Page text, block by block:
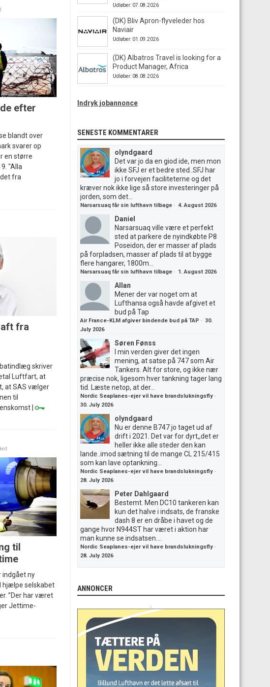
efter
blandt over
svarer op
en større
"Alla
fra
fra
skriver
Luftfart, at
at SAS vælger
til
|
til
indgået ny
hjælpe selskabet
”Der har været
Jettime-
Udløber: 07.08.2026
(DK) Bliv Apron-flyveleder hos
Naviair
Udløber: 01.09.2026
(DK) Albatros Travel is looking for a
Product Manager, Africa
Udløber: 08.08.2026
Indryk jobannonce
SENESTE KOMMENTARER
olyndgaard
Det var jo da en giod ide, men mon
ikke SFJ er et bedre sted..SFJ har
jo i forvejen faciliteterne og det
kræver nok ikke lige så store investeringer på
jorden, som det...
Narsarsuaq får sin lufthavn tilbage · 4. August 2026
Daniel
Narsarsuaq ville være et perfekt
sted at parkere de nyindkøbte P8
Poseidon, der er masser af plads
på forpladsen, masser af plads til at bygge
flere hangarer, 1800m...
Narsarsuaq får sin lufthavn tilbage · 1. August 2026
Allan
Mener der var noget om at
Lufthansa også havde afgivet et
bud på Tap
Air France-KLM afgiver bindende bud på TAP · 30.
July 2026
Søren Fønss
I min verden giver det ingen
mening, at satse på 747 som Air
Tankers. Alt for store, og ikke nær
præcise nok, ligesom hver tankning tager lang
tid. Læste netop, at der...
Nordic Seaplanes-ejer vil have brandslukningsfly ·
30. July 2026
olyndgaard
Nu er denne B747 jo taget ud af
drift i 2021. Det var for dyrt,,det er
heller ikke alle steder den kan
lande..imod sætning til de mange CL 215/415
som kan lave optankning...
Nordic Seaplanes-ejer vil have brandslukningsfly ·
28. July 2026
Peter Dahlgaard
Bestemt. Men DC10 tankeren kan
kun det halve i indsats, de franske
dash 8 er en dråbe i havet og de
gange hvor N944ST har været i aktion har
man kunne se indsatsen....
Nordic Seaplanes-ejer vil have brandslukningsfly ·
28. July 2026
ANNONCER